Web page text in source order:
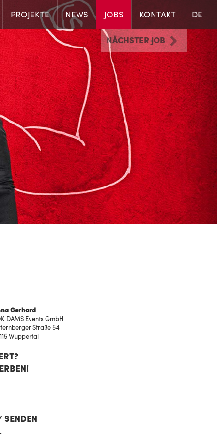
PROJEKTE NEWS JOBS KONTAKT DE
NÄCHSTER JOB
Gerhard
DAMS Events GmbH
Straße 54
Wuppertal
SENDEN